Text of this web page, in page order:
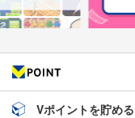
Vポイントを貯める